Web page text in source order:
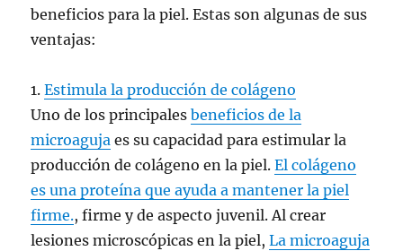
beneficios para la piel. Estas son algunas de sus
ventajas:
1.Estimula la producción de colágeno
Uno de los principalesbeneficios de la
microaguja es su capacidad para estimular la
producción de colágeno en la piel.El colágeno
es una proteína que ayuda a mantener la piel
firme., firme y de aspecto juvenil. Al crear
lesiones microscópicas en la piel,La microaguja